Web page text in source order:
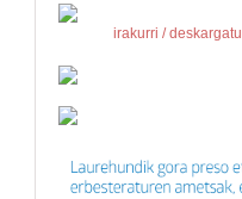
irakurri / deskargatu